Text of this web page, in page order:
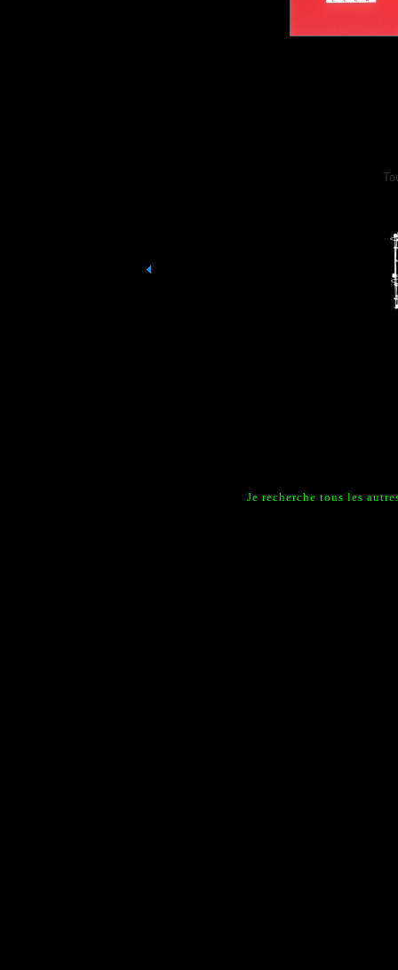
Je recherche tous les